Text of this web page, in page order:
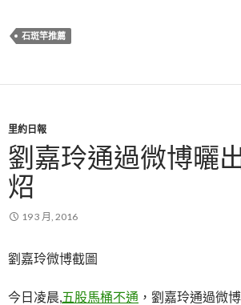
石斑竿推薦
里約日報
劉嘉玲通過微博曬
炤
19 3 月, 2016
劉嘉玲微博截圖
今日凌晨,五股馬桶不通 ，劉嘉玲通過微